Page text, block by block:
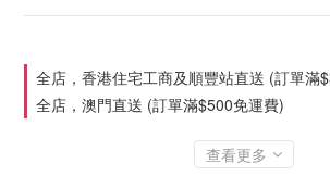
全店，香港住宅工商及順豐站直送 (訂單滿
全店，澳門直送 (訂單滿$500免運費)
查看更多